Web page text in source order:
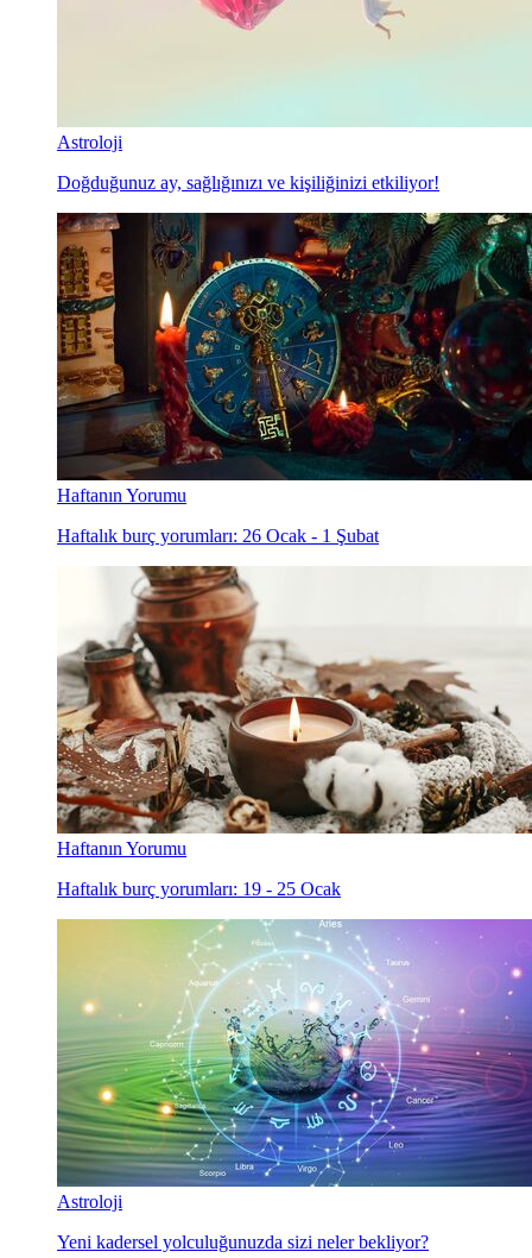
Astroloji
Doğduğunuz ay, sağlığınızı ve kişiliğinizi etkiliyor!
Haftanın Yorumu
Haftalık burç yorumları: 26 Ocak - 1 Şubat
Haftanın Yorumu
Haftalık burç yorumları: 19 - 25 Ocak
Astroloji
Yeni kadersel yolculuğunuzda sizi neler bekliyor?